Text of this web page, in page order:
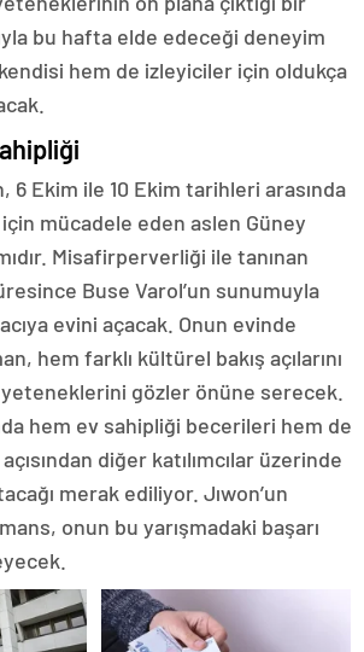
bu hafta elde edeceği deneyim
hem de izleyiciler için oldukça
6 Ekim ile 10 Ekim tarihleri arasında
için mücadele eden aslen Güney
Misafirperverliği ile tanınan
Buse Varol’un sunumuyla
evini açacak. Onun evinde
hem farklı kültürel bakış açılarını
yeteneklerini gözler önüne serecek.
hem ev sahipliği becerileri hem de
diğer katılımcılar üzerinde
merak ediliyor. Jıwon’un
onun bu yarışmadaki başarı